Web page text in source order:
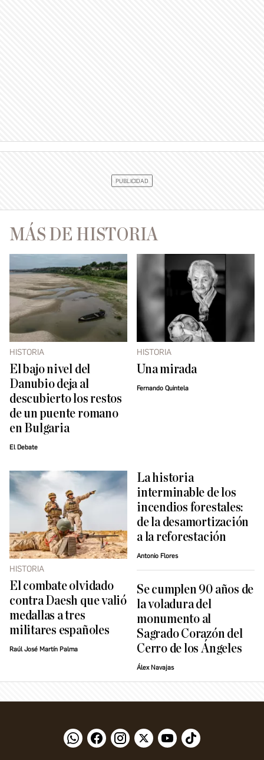
MÁS DE HISTORIA
HISTORIA
El bajo nivel del
Danubio deja al
descubierto los restos
de un puente romano
en Bulgaria
El Debate
HISTORIA
Una mirada
Fernando Quintela
HISTORIA
El combate olvidado
contra Daesh que valió
medallas a tres
militares españoles
Raúl José Martín Palma
La historia
interminable de los
incendios forestales:
de la desamortización
a la reforestación
Antonio Flores
Se cumplen 90 años de
la voladura del
monumento al
Sagrado Corazón del
Cerro de los Ángeles
Álex Navajas